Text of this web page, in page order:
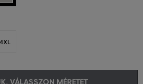
4XL
VÁLASSZON MÉRETET